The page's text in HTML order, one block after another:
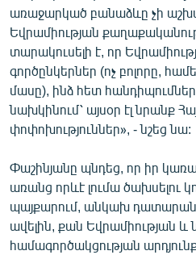
առաջարկած բանաձևը չի
Եվրամիության
տարակուսելի է, որ
գործընկերներ (ոչ բոլորը,
մասը), ինձ հետ
նախկինում՝ այսօր էլ նրանք
փոփոխություններ», - նշեց նա:
Փաշինյանը պնդեց, որ իր
առանց որևէ լումա ծախսելու
պայքարում, անկախ դատարան
ավելին, քան Եվրամիության և
համագործակցության